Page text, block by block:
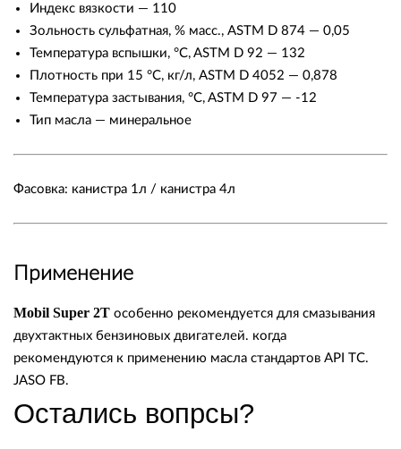
Индекс вязкости — 110
Зольность сульфатная, % масс., ASTM D 874 — 0,05
Температура вспышки, °C, ASTM D 92 — 132
Плотность при 15 °C, кг/л, ASTM D 4052 — 0,878
Температура застывания, °C, ASTM D 97 — -12
Тип масла — минеральное
Фасовка: канистра 1л / канистра 4л
Применение
Mobil Super 2T особенно рекомендуется для смазывания
двухтактных бензиновых двигателей. когда
рекомендуются к применению масла стандартов API TC.
JASO FB.
Остались вопрсы?